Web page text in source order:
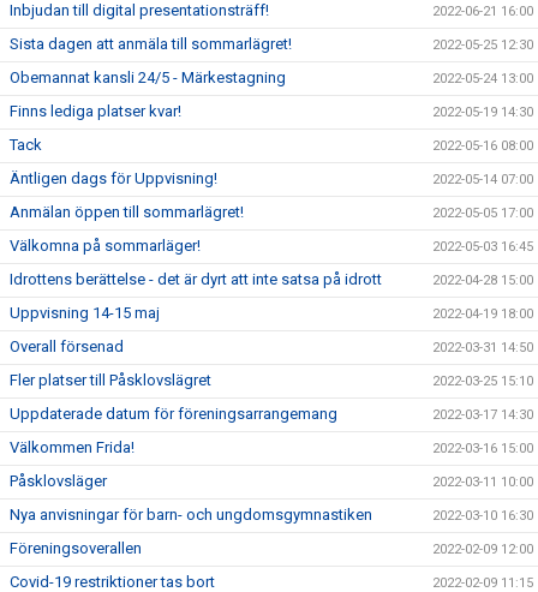
Inbjudan till digital presentationsträff! 2022-06-21 16:00
Sista dagen att anmäla till sommarlägret! 2022-05-25 12:30
Obemannat kansli 24/5 - Märkestagning 2022-05-24 13:00
Finns lediga platser kvar! 2022-05-19 14:30
Tack 2022-05-16 08:00
Äntligen dags för Uppvisning! 2022-05-14 07:00
Anmälan öppen till sommarlägret! 2022-05-05 17:00
Välkomna på sommarläger! 2022-05-03 16:45
Idrottens berättelse - det är dyrt att inte satsa på idrott 2022-04-28 15:00
Uppvisning 14-15 maj 2022-04-19 18:00
Overall försenad 2022-03-31 14:50
Fler platser till Påsklovslägret 2022-03-25 15:10
Uppdaterade datum för föreningsarrangemang 2022-03-17 14:30
Välkommen Frida! 2022-03-16 15:00
Påsklovsläger 2022-03-11 10:00
Nya anvisningar för barn- och ungdomsgymnastiken 2022-03-10 16:30
Föreningsoverallen 2022-02-09 12:00
Covid-19 restriktioner tas bort 2022-02-09 11:15